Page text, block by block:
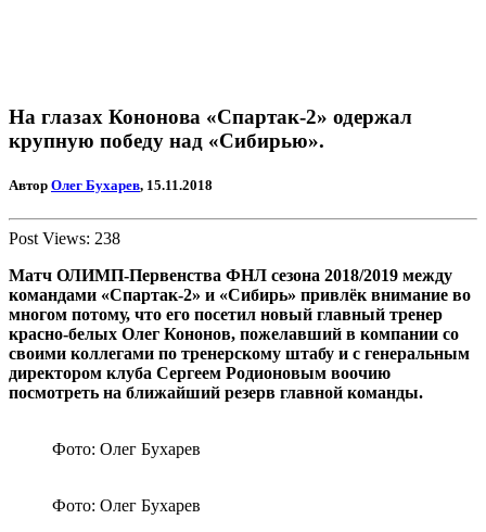
На глазах Кононова «Спартак-2» одержал
крупную победу над «Сибирью».
Автор Олег Бухарев, 15.11.2018
Post Views: 238
Матч ОЛИМП-Первенства ФНЛ сезона 2018/2019 между
командами «Спартак-2» и «Сибирь» привлёк внимание во
многом потому, что его посетил новый главный тренер
красно-белых Олег Кононов, пожелавший в компании со
своими коллегами по тренерскому штабу и с генеральным
директором клуба Сергеем Родионовым воочию
посмотреть на ближайший резерв главной команды.
Фото: Олег Бухарев
Фото: Олег Бухарев